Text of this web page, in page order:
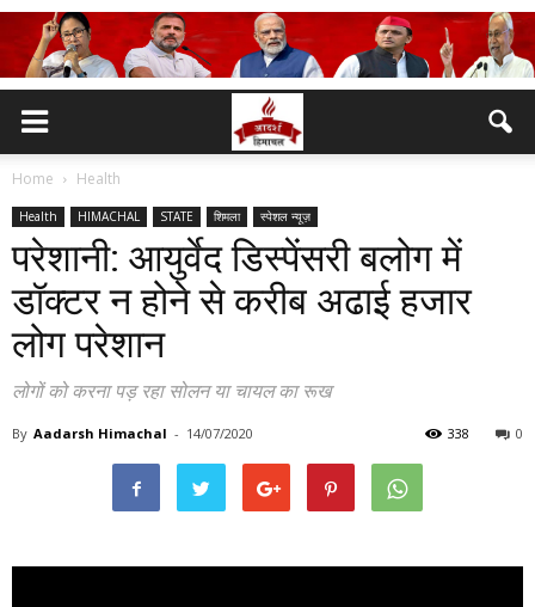
Home Health
Health HIMACHAL STATE शिमला स्पेशल न्यूज़
परेशानी: आयुर्वेद डिस्पेंसरी बलोग में
डॉक्टर न होने से करीब अढाई हजार
लोग परेशान
लोगों को करना पड़ रहा सोलन या चायल का रूख
By Aadarsh Himachal - 14/07/2020 0
338